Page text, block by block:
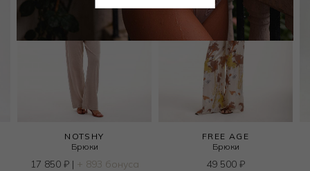
NOTSHY
Брюки
17 850 ₽| + 893 бонуса
FREE AGE
Брюки
49 500 ₽